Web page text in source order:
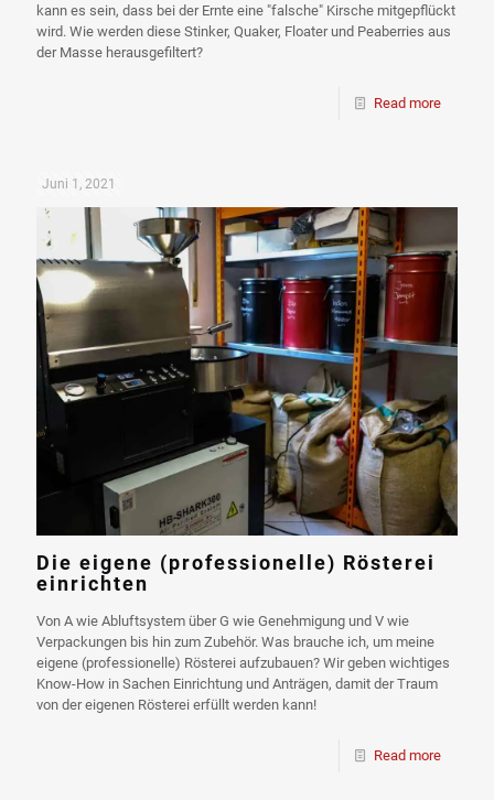
kann es sein, dass bei der Ernte eine "falsche" Kirsche mitgepflückt
wird. Wie werden diese Stinker, Quaker, Floater und Peaberries aus
der Masse herausgefiltert?
Read more
Juni 1, 2021
Die eigene (professionelle) Rösterei
einrichten
Von A wie Abluftsystem über G wie Genehmigung und V wie
Verpackungen bis hin zum Zubehör. Was brauche ich, um meine
eigene (professionelle) Rösterei aufzubauen? Wir geben wichtiges
Know-How in Sachen Einrichtung und Anträgen, damit der Traum
von der eigenen Rösterei erfüllt werden kann!
Read more